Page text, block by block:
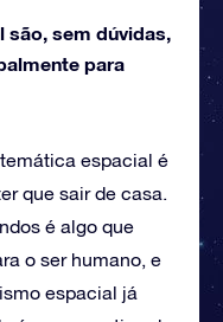
sem dúvidas,
para
espacial é
que sair de casa.
é algo que
o ser humano, e
espacial já